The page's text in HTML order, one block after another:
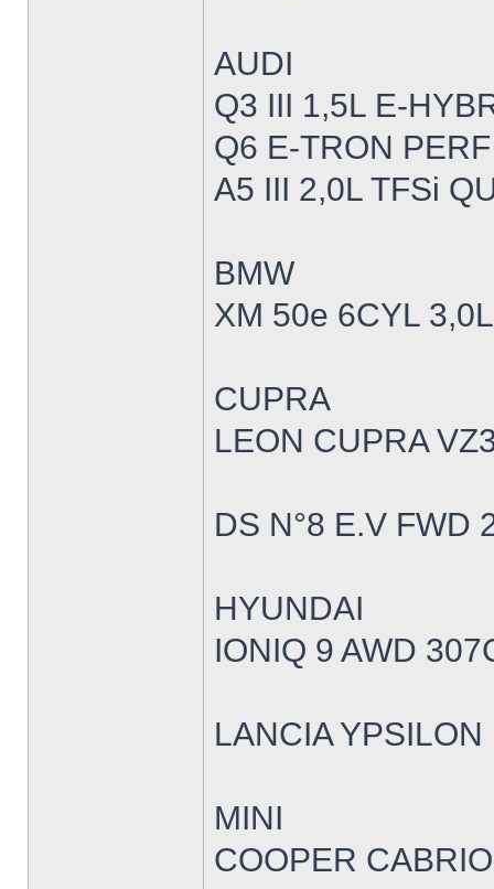
AUDI
Q3 III 1,5L E-
Q6 E-TRON
A5 III 2,0L TFSi
BMW
XM 50e 6CYL
CUPRA
LEON CUPRA
DS N°8 E.V FWD
HYUNDAI
IONIQ 9 AWD
LANCIA
MINI
COOPER